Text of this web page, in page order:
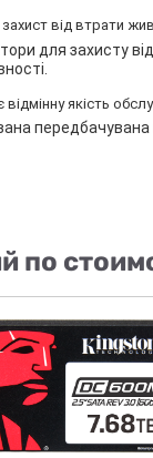
від втрати
для захисту
відмінну якість
передбачувана
по